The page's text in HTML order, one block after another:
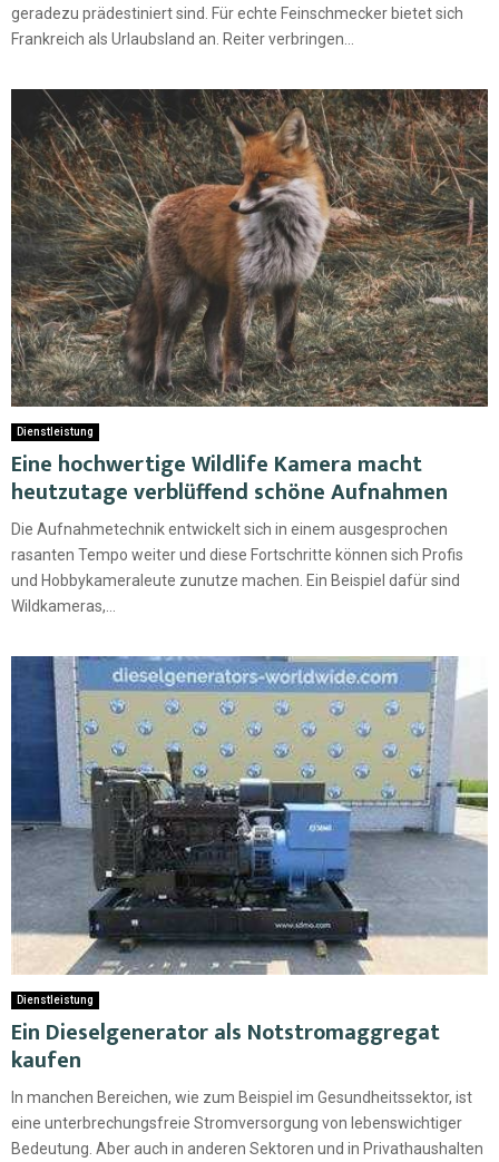
geradezu prädestiniert sind. Für echte Feinschmecker bietet sich
Frankreich als Urlaubsland an. Reiter verbringen...
Dienstleistung
Eine hochwertige Wildlife Kamera macht
heutzutage verblüffend schöne Aufnahmen
Die Aufnahmetechnik entwickelt sich in einem ausgesprochen
rasanten Tempo weiter und diese Fortschritte können sich Profis
und Hobbykameraleute zunutze machen. Ein Beispiel dafür sind
Wildkameras,...
Dienstleistung
Ein Dieselgenerator als Notstromaggregat
kaufen
In manchen Bereichen, wie zum Beispiel im Gesundheitssektor, ist
eine unterbrechungsfreie Stromversorgung von lebenswichtiger
Bedeutung. Aber auch in anderen Sektoren und in Privathaushalten